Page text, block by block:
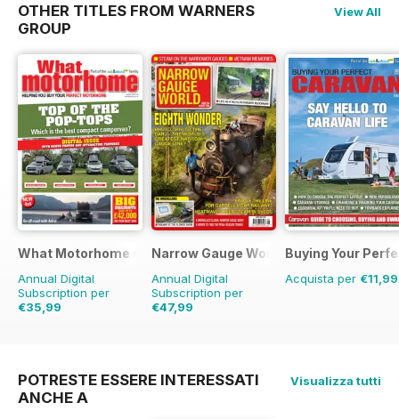
OTHER TITLES FROM WARNERS
GROUP
View All
What Motorhome magazine
Annual Digital
Subscription per
€35,99
Narrow Gauge World
Annual Digital
Subscription per
€47,99
Buying Your
Acquista per €11,99
POTRESTE ESSERE INTERESSATI
ANCHE A
Visualizza tutti